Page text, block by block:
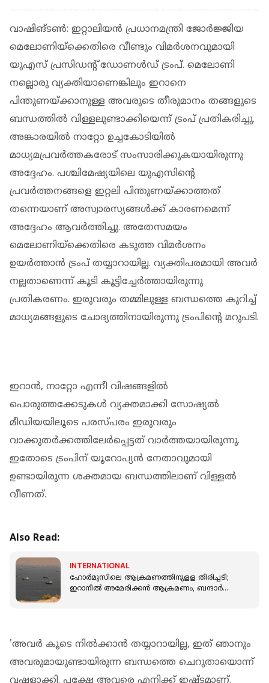
വാഷിങ്ടൺ: ഇറ്റാലിയൻ പ്രധാനമന്ത്രി ജോർജ്ജിയ
മെലോണിയ്‌ക്കെതിരെ വീണ്ടും വിമർശനവുമായി
യുഎസ് പ്രസിഡന്റ് ഡോണൾഡ് ട്രംപ്. മെലോണി
നല്ലൊരു വ്യക്തിയാണെങ്കിലും ഇറാനെ
പിന്തുണയ്ക്കാനുള്ള അവരുടെ തീരുമാനം തങ്ങളുടെ
ബന്ധത്തിൽ വിള്ളലുണ്ടാക്കിയെന്ന് ട്രംപ് പ്രതികരിച്ചു.
അങ്കാരയിൽ നാറ്റോ ഉച്ചകോടിയിൽ
മാധ്യമപ്രവർത്തകരോട് സംസാരിക്കുകയായിരുന്നു
അദ്ദേഹം. പശ്ചിമേഷ്യയിലെ യുഎസിന്റെ
പ്രവർത്തനങ്ങളെ ഇറ്റലി പിന്തുണയ്ക്കാത്തത്
തന്നെയാണ് അസ്വാരസ്യങ്ങൾക്ക് കാരണമെന്ന്
അദ്ദേഹം ആവർത്തിച്ചു. അതേസമയം
മെലോണിയ്‌ക്കെതിരെ കടുത്ത വിമർശനം
ഉയർത്താൻ ട്രംപ് തയ്യാറായില്ല. വ്യക്തിപരമായി അവർ
നല്ലതാണെന്ന് കൂടി കൂട്ടിച്ചേർത്തായിരുന്നു
പ്രതികരണം. ഇരുവരും തമ്മിലുള്ള ബന്ധത്തെ കുറിച്ച്
മാധ്യമങ്ങളുടെ ചോദ്യത്തിനായിരുന്നു ട്രംപിന്റെ മറുപടി.
ഇറാൻ, നാറ്റോ എന്നീ വിഷങ്ങളിൽ
പൊരുത്തക്കേടുകൾ വ്യക്തമാക്കി സോഷ്യൽ
മീഡിയയിലൂടെ പരസ്പരം ഇരുവരും
വാക്കുതർക്കത്തിലേർപ്പെട്ടത് വാർത്തയായിരുന്നു.
ഇതോടെ ട്രംപിന് യൂറോപ്യൻ നേതാവുമായി
ഉണ്ടായിരുന്ന ശക്തമായ ബന്ധത്തിലാണ് വിള്ളൽ
വീണത്.
Also Read:
INTERNATIONAL
ഹോർമുസിലെ ആക്രമണത്തിനുളള തിരിച്ചടി;
ഇറാനില്‍ അമേരിക്കൻ ആക്രമണം, ബന്ദാര്‍
'അവർ കൂടെ നിൽക്കാൻ തയ്യാറായില്ല, ഇത് ഞാനും
അവരുമായുണ്ടായിരുന്ന ബന്ധത്തെ ചെറുതായൊന്ന്
വഷളാക്കി. പക്ഷേ അവരെ എനിക്ക് ഇഷ്ടമാണ്.